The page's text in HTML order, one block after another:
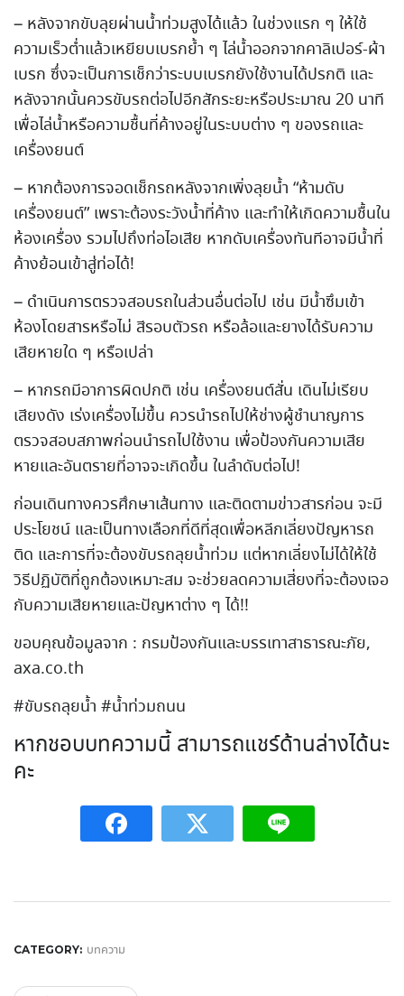
– หลังจากขับลุยผ่านน้ำท่วมสูงได้แล้ว ในช่วงแรก ๆ ให้ใช้
ความเร็วต่ำแล้วเหยียบเบรกย้ำ ๆ ไล่น้ำออกจากคาลิเปอร์-ผ้า
เบรก ซึ่งจะเป็นการเช็กว่าระบบเบรกยังใช้งานได้ปรกติ และ
หลังจากนั้นควรขับรถต่อไปอีกสักระยะหรือประมาณ 20 นาที
เพื่อไล่น้ำหรือความชื้นที่ค้างอยู่ในระบบต่าง ๆ ของรถและ
เครื่องยนต์
– หากต้องการจอดเช็กรถหลังจากเพิ่งลุยน้ำ “ห้ามดับ
เครื่องยนต์” เพราะต้องระวังน้ำที่ค้าง และทำให้เกิดความชื้นใน
ห้องเครื่อง รวมไปถึงท่อไอเสีย หากดับเครื่องทันทีอาจมีน้ำที่
ค้างย้อนเข้าสู่ท่อได้!
– ดำเนินการตรวจสอบรถในส่วนอื่นต่อไป เช่น มีน้ำซึมเข้า
ห้องโดยสารหรือไม่ สีรอบตัวรถ หรือล้อและยางได้รับความ
เสียหายใด ๆ หรือเปล่า
– หากรถมีอาการผิดปกติ เช่น เครื่องยนต์สั่น เดินไม่เรียบ
เสียงดัง เร่งเครื่องไม่ขึ้น ควรนำรถไปให้ช่างผู้ชำนาญการ
ตรวจสอบสภาพก่อนนำรถไปใช้งาน เพื่อป้องกันความเสีย
หายและอันตรายที่อาจจะเกิดขึ้น ในลำดับต่อไป!
ก่อนเดินทางควรศึกษาเส้นทาง และติดตามข่าวสารก่อน จะมี
ประโยชน์ และเป็นทางเลือกที่ดีที่สุดเพื่อหลีกเลี่ยงปัญหารถ
ติด และการที่จะต้องขับรถลุยน้ำท่วม แต่หากเลี่ยงไม่ได้ให้ใช้
วิธีปฏิบัติที่ถูกต้องเหมาะสม จะช่วยลดความเสี่ยงที่จะต้องเจอ
กับความเสียหายและปัญหาต่าง ๆ ได้!!
ขอบคุณข้อมูลจาก : กรมป้องกันและบรรเทาสาธารณะภัย,
axa.co.th
#ขับรถลุยน้ำ #น้ำท่วมถนน
หากชอบบทความนี้ สามารถแชร์ด้านล่างได้นะ
คะ
CATEGORY: บทความ